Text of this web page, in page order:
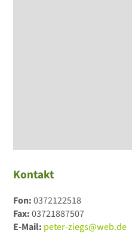
Kontakt
Fon:0372122518
Fax:03721887507
E-Mail: peter-ziegs@web.de